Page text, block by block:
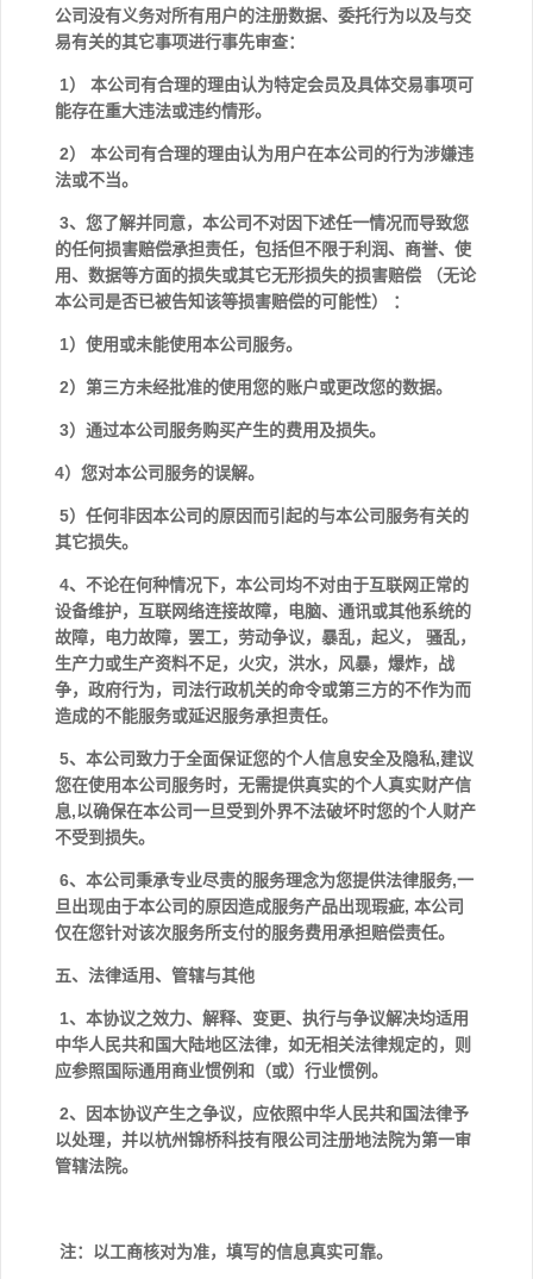
公司没有义务对所有用户的注册数据、委托行为以及与交
易有关的其它事项进行事先审查：
1） 本公司有合理的理由认为特定会员及具体交易事项可
能存在重大违法或违约情形。
2） 本公司有合理的理由认为用户在本公司的行为涉嫌违
法或不当。
3、您了解并同意，本公司不对因下述任一情况而导致您
的任何损害赔偿承担责任，包括但不限于利润、商誉、使
用、数据等方面的损失或其它无形损失的损害赔偿 （无论
本公司是否已被告知该等损害赔偿的可能性） ：
1）使用或未能使用本公司服务。
2）第三方未经批准的使用您的账户或更改您的数据。
3）通过本公司服务购买产生的费用及损失。
4）您对本公司服务的误解。
5）任何非因本公司的原因而引起的与本公司服务有关的
其它损失。
4、不论在何种情况下，本公司均不对由于互联网正常的
设备维护，互联网络连接故障，电脑、通讯或其他系统的
故障，电力故障，罢工，劳动争议，暴乱，起义， 骚乱，
生产力或生产资料不足，火灾，洪水，风暴，爆炸，战
争，政府行为，司法行政机关的命令或第三方的不作为而
造成的不能服务或延迟服务承担责任。
5、本公司致力于全面保证您的个人信息安全及隐私,建议
您在使用本公司服务时，无需提供真实的个人真实财产信
息,以确保在本公司一旦受到外界不法破坏时您的个人财产
不受到损失。
6、本公司秉承专业尽责的服务理念为您提供法律服务,一
旦出现由于本公司的原因造成服务产品出现瑕疵, 本公司
仅在您针对该次服务所支付的服务费用承担赔偿责任。
五、法律适用、管辖与其他
1、本协议之效力、解释、变更、执行与争议解决均适用
中华人民共和国大陆地区法律，如无相关法律规定的，则
应参照国际通用商业惯例和（或）行业惯例。
2、因本协议产生之争议，应依照中华人民共和国法律予
以处理，并以杭州锦桥科技有限公司注册地法院为第一审
管辖法院。
注：以工商核对为准，填写的信息真实可靠。